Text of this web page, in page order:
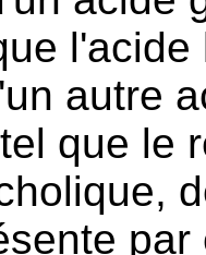
autre
que le